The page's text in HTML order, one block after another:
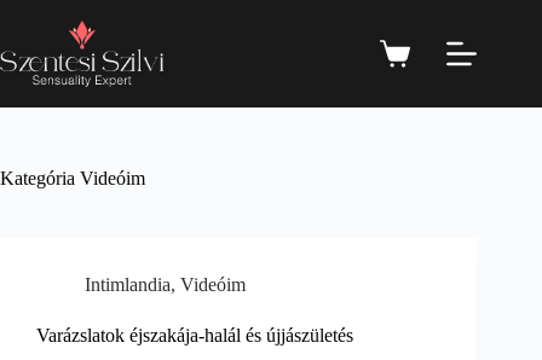
Kategória Videóim
Intimlandia, Videóim
Varázslatok éjszakája-halál és újjászületés